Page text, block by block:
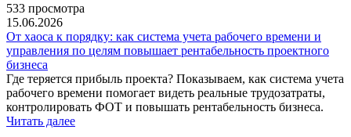
533 просмотра
15.06.2026
От хаоса к порядку: как система учета рабочего времени и
управления по целям повышает рентабельность проектного
бизнеса
Где теряется прибыль проекта? Показываем, как система учета
рабочего времени помогает видеть реальные трудозатраты,
контролировать ФОТ и повышать рентабельность бизнеса.
Читать далее